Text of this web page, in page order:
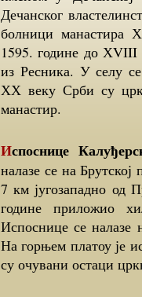
Дечанског
болници манастира
1595. године до
из Ресника. У селу
ХХ веку Срби су
манастир.
Испоснице
налазе се на
7 км југозападно од
године приложио
Испоснице се налазе
На горњем платоу је
су очувани остаци